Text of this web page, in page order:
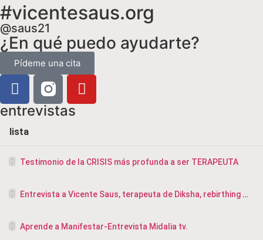
#vicentesaus.org
@saus21
¿En qué puedo ayudarte?
Pídeme una cita
entrevistas
lista
Testimonio de la CRISIS más profunda a ser TERAPEUTA
Entrevista a Vicente Saus, terapeuta de Diksha, rebirthing y masajista en Valencia
Aprende a Manifestar-Entrevista Midalia tv.